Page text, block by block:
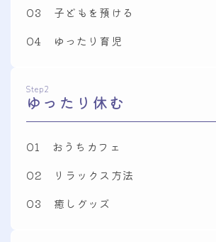
03 子どもを預ける
04 ゆったり育児
Step2
ゆったり休む
01 おうちカフェ
02 リラックス方法
03 癒しグッズ